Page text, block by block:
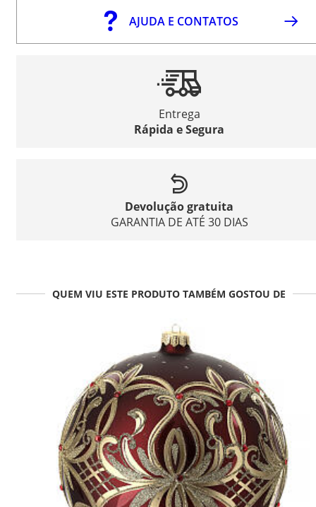
AJUDA E CONTATOS
Entrega
Rápida e Segura
Devolução gratuita
GARANTIA DE ATÉ 30 DIAS
QUEM VIU ESTE PRODUTO TAMBÉM GOSTOU DE